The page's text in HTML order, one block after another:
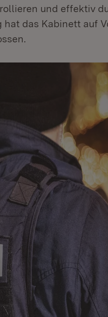
und effektiv
hat das Kabinett auf